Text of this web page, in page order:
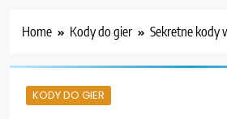
Home Kody do gier Sekretne kody
KODY DO GIER